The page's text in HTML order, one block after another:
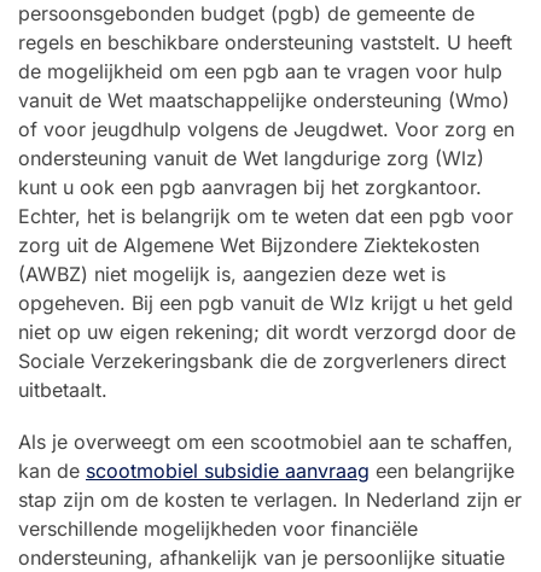
persoonsgebonden budget (pgb) de gemeente de
regels en beschikbare ondersteuning vaststelt. U heeft
de mogelijkheid om een pgb aan te vragen voor hulp
vanuit de Wet maatschappelijke ondersteuning (Wmo)
of voor jeugdhulp volgens de Jeugdwet. Voor zorg en
ondersteuning vanuit de Wet langdurige zorg (Wlz)
kunt u ook een pgb aanvragen bij het zorgkantoor.
Echter, het is belangrijk om te weten dat een pgb voor
zorg uit de Algemene Wet Bijzondere Ziektekosten
(AWBZ) niet mogelijk is, aangezien deze wet is
opgeheven. Bij een pgb vanuit de Wlz krijgt u het geld
niet op uw eigen rekening; dit wordt verzorgd door de
Sociale Verzekeringsbank die de zorgverleners direct
uitbetaalt.
Als je overweegt om een scootmobiel aan te schaffen,
kan de scootmobiel subsidie aanvraag een belangrijke
stap zijn om de kosten te verlagen. In Nederland zijn er
verschillende mogelijkheden voor financiële
ondersteuning, afhankelijk van je persoonlijke situatie